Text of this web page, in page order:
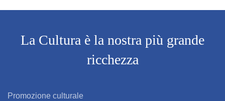
AZZANO SAN PAOLO
AZZONE
La Cultura è la nostra più grande
ricchezza
Promozione culturale